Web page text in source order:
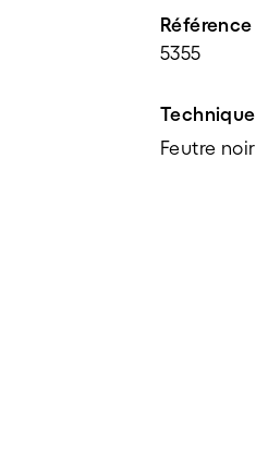
Référence
5355
Technique
Feutre noir